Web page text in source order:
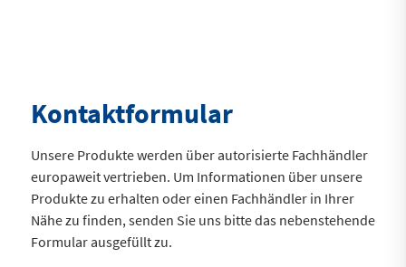
Kontakt­formular
Unsere Produkte werden über autorisierte Fachhändler
europaweit vertrieben. Um Informationen über unsere
Produkte zu erhalten oder einen Fachhändler in Ihrer
Nähe zu finden, senden Sie uns bitte das nebenstehende
Formular ausgefüllt zu.